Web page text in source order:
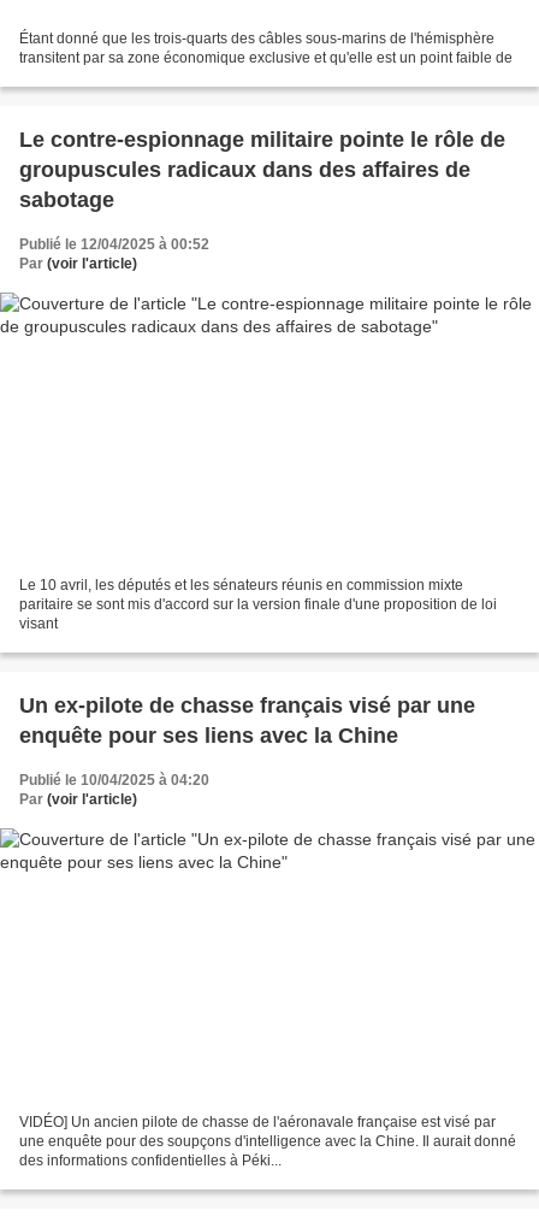
Étant donné que les trois-quarts des câbles sous-marins de l'hémisphère
transitent par sa zone économique exclusive et qu'elle est un point faible de
Le contre-espionnage militaire pointe le rôle de
groupuscules radicaux dans des affaires de
sabotage
Publié le 12/04/2025 à 00:52
Par (voir l'article)
Le 10 avril, les députés et les sénateurs réunis en commission mixte
paritaire se sont mis d'accord sur la version finale d'une proposition de loi
visant
Un ex-pilote de chasse français visé par une
enquête pour ses liens avec la Chine
Publié le 10/04/2025 à 04:20
Par (voir l'article)
VIDÉO] Un ancien pilote de chasse de l'aéronavale française est visé par
une enquête pour des soupçons d'intelligence avec la Chine. Il aurait donné
des informations confidentielles à Péki...